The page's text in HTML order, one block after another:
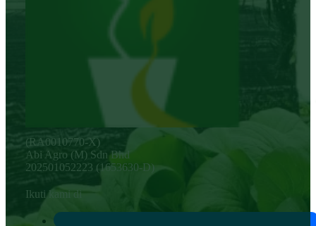
(RA0010770-X)
Abi Agro (M) Sdn Bhd
202501052223 (1653630-D)
Ikuti kami di